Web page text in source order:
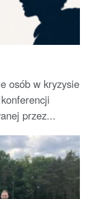
osób w kryzysie
przez...